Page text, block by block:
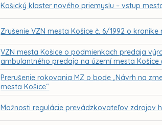
Košický klaster nového priemyslu – vstup
Zrušenie VZN mesta Košice č. 6/1992 o kronike
VZN mesta Košice o podmienkach predaja
ambulantného predaja na území mesta
Prerušenie rokovania MZ o bode „Návrh na
mesta Košice“
Možnosti regulácie prevádzkovateľov zdrojov